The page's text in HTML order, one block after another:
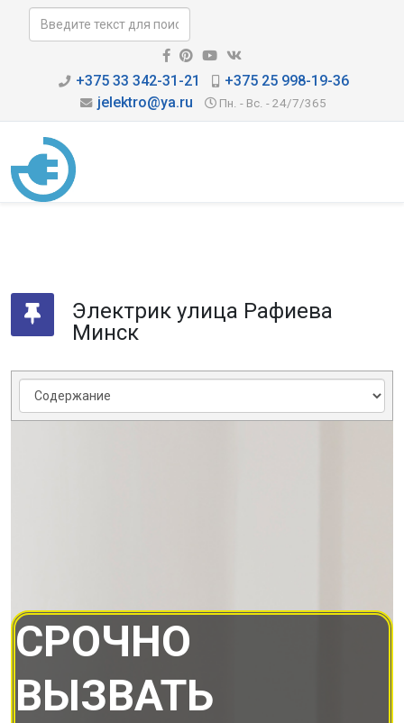
+375 33 342-31-21
+375 25 998-19-36
jelektro@ya.ru
Пн. - Вс. - 24/7/365
Электрик улица Рафиева
Минск
СРОЧНО
ВЫЗВАТЬ